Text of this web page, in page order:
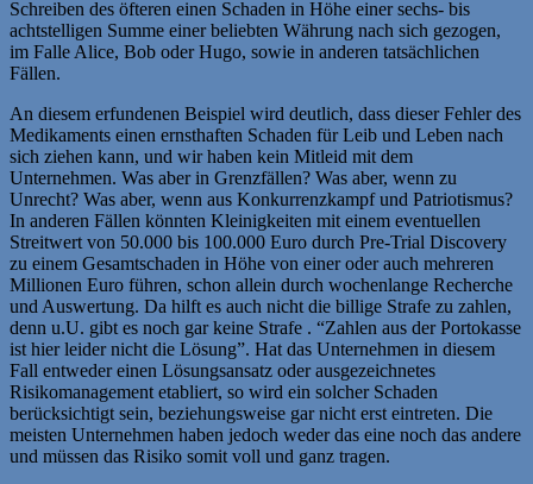
Schreiben des öfteren einen Schaden in Höhe einer sechs- bis
achtstelligen Summe einer beliebten Währung nach sich gezogen,
im Falle Alice, Bob oder Hugo, sowie in anderen tatsächlichen
Fällen.
An diesem erfundenen Beispiel wird deutlich, dass dieser Fehler des
Medikaments einen ernsthaften Schaden für Leib und Leben nach
sich ziehen kann, und wir haben kein Mitleid mit dem
Unternehmen. Was aber in Grenzfällen? Was aber, wenn zu
Unrecht? Was aber, wenn aus Konkurrenzkampf und Patriotismus?
In anderen Fällen könnten Kleinigkeiten mit einem eventuellen
Streitwert von 50.000 bis 100.000 Euro durch Pre-Trial Discovery
zu einem Gesamtschaden in Höhe von einer oder auch mehreren
Millionen Euro führen, schon allein durch wochenlange Recherche
und Auswertung. Da hilft es auch nicht die billige Strafe zu zahlen,
denn u.U. gibt es noch gar keine Strafe . “Zahlen aus der Portokasse
ist hier leider nicht die Lösung”. Hat das Unternehmen in diesem
Fall entweder einen Lösungsansatz oder ausgezeichnetes
Risikomanagement etabliert, so wird ein solcher Schaden
berücksichtigt sein, beziehungsweise gar nicht erst eintreten. Die
meisten Unternehmen haben jedoch weder das eine noch das andere
und müssen das Risiko somit voll und ganz tragen.